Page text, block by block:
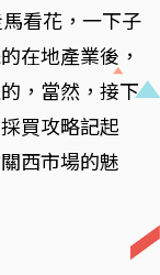
看花，一下子
在地產業後，
，當然，接下
買攻略記起
西市場的魅